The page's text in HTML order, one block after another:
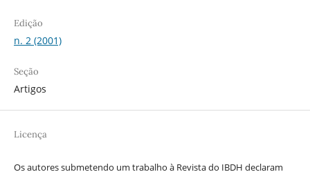
Edição
n. 2 (2001)
Seção
Artigos
Licença
Os autores submetendo um trabalho à Revista do IBDH declaram